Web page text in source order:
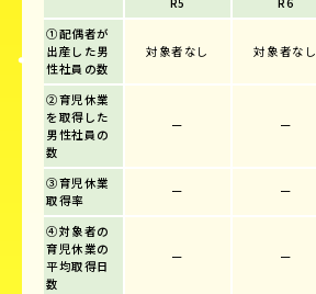
①配偶者が
出産した男
性社員の数
対象者なし 対象者なし
②育児休業
を取得した
男性社員の
数
ー ー
③育児休業
取得率
ー ー
④対象者の
育児休業の
平均取得日
数
ー ー